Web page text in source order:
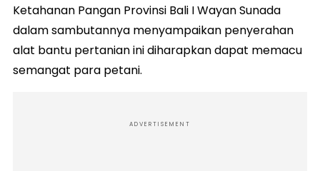
Ketahanan Pangan Provinsi Bali I Wayan Sunada
dalam sambutannya menyampaikan penyerahan
alat bantu pertanian ini diharapkan dapat memacu
semangat para petani.
ADVERTISEMENT